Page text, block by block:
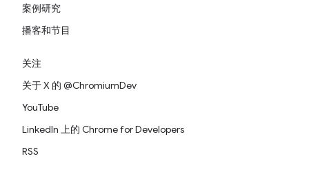
案例研究
播客和节目
关注
关于 X 的 @ChromiumDev
YouTube
LinkedIn 上的 Chrome for Developers
RSS